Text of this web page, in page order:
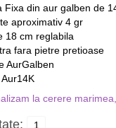
Fixa din aur galben de
aproximativ 4 gr
18 cm reglabila
fara pietre pretioase
AurGalben
la cerere